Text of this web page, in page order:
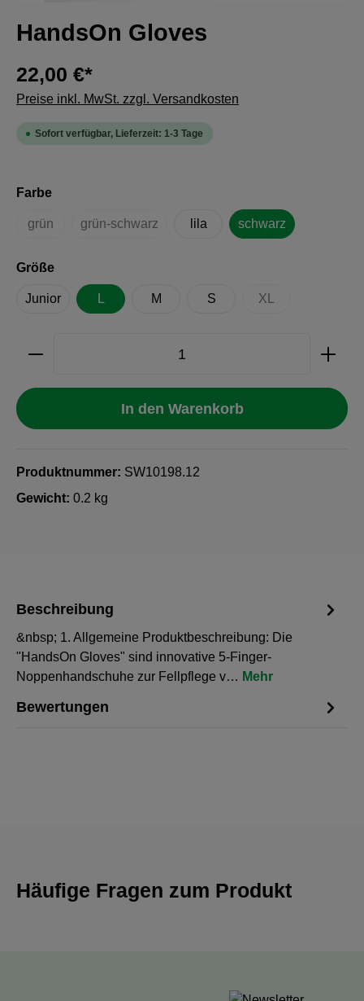
HandsOn Gloves
22,00 €*
Preise inkl. MwSt. zzgl. Versandkosten
Sofort verfügbar, Lieferzeit: 1-3 Tage
Farbeauswählen
grün
(Diese Option ist zurzeit nicht verfügbar.)
grün-schwarz
(Diese Option ist zurzeit nicht verfügbar.)
lila schwarz
Größeauswählen
Junior L M S XL
(Diese Option ist
Produkt Anzahl: Gib den gewünschten
In den Warenkorb
Produktnummer: SW10198.12
Gewicht: 0.2 kg
Beschreibung
&nbsp; 1. Allgemeine Produktbeschreibung: Die
"HandsOn Gloves" sind innovative 5-Finger-
Noppenhandschuhe zur Fellpflege v… Mehr
Bewertungen
Häufige Fragen zum Produkt